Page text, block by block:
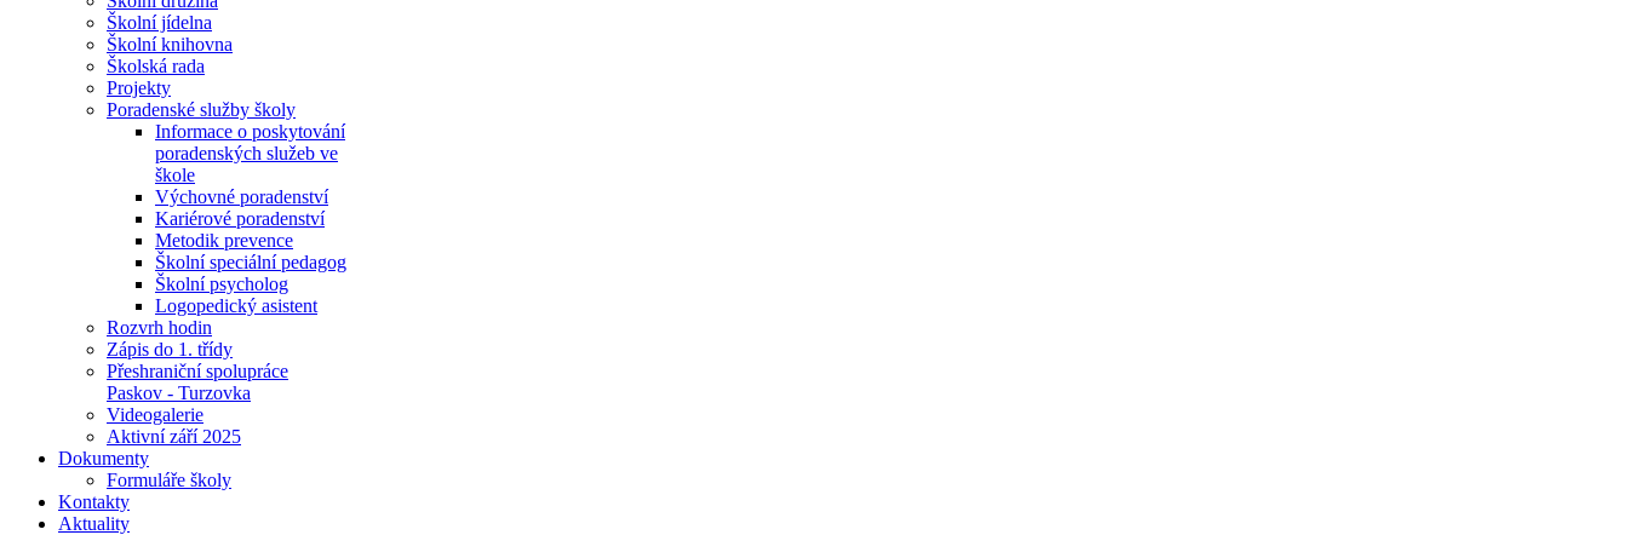
Školní jídelna
Školní knihovna
Školská rada
Projekty
Poradenské služby školy
Informace o poskytování
poradenských služeb ve
škole
Výchovné poradenství
Kariérové poradenství
Metodik prevence
Školní speciální pedagog
Školní psycholog
Logopedický asistent
Rozvrh hodin
Zápis do 1. třídy
Přeshraniční spolupráce
Paskov - Turzovka
Videogalerie
Aktivní září 2025
Dokumenty
Formuláře školy
Kontakty
Aktuality